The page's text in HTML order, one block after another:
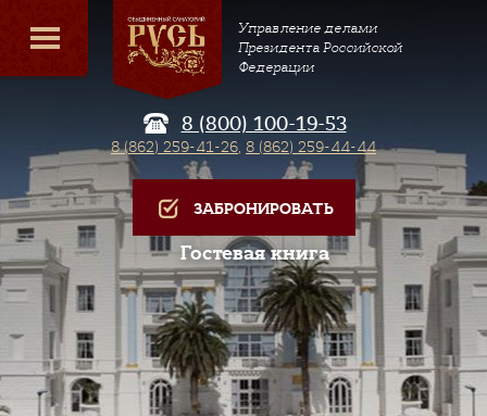
Управление делами
Президента Российской
Федерации
8 (800) 100-19-53
8 (862) 259-41-26, 8 (862) 259-44-44
ЗАБРОНИРОВАТЬ
Гостевая книга